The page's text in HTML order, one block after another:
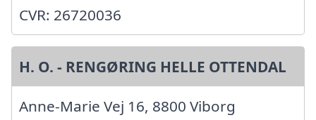
CVR: 26720036
H. O. - RENGØRING HELLE OTTENDAL
Anne-Marie Vej 16, 8800 Viborg